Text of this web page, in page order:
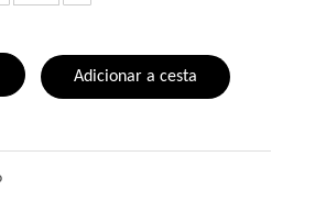
Adicionar a cesta